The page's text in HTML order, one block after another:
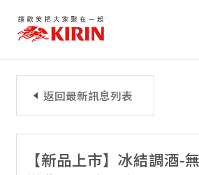
【新品上市】冰結調酒-
返回最新訊息列表